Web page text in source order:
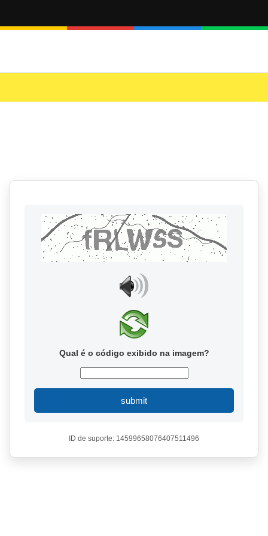
Qual é o código exibido na imagem?
submit
ID de suporte: 14599658076407511496